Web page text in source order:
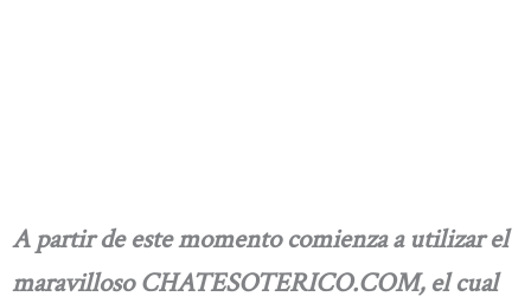
A partir de este momento comienza a utilizar el
maravilloso CHATESOTERICO.COM, el cual